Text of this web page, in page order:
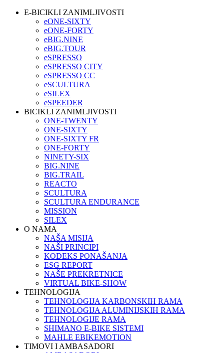
E-BICIKLI ZANIMLJIVOSTI
eONE-SIXTY
eONE-FORTY
eBIG.NINE
eBIG.TOUR
eSPRESSO
eSPRESSO CITY
eSPRESSO CC
eSCULTURA
eSILEX
eSPEEDER
BICIKLI ZANIMLJIVOSTI
ONE-TWENTY
ONE-SIXTY
ONE-SIXTY FR
ONE-FORTY
NINETY-SIX
BIG.NINE
BIG.TRAIL
REACTO
SCULTURA
SCULTURA ENDURANCE
MISSION
SILEX
O NAMA
NAŠA MISIJA
NAŠI PRINCIPI
KODEKS PONAŠANJA
ESG REPORT
NAŠE PREKRETNICE
VIRTUAL BIKE-SHOW
TEHNOLOGIJA
TEHNOLOGIJA KARBONSKIH RAMA
TEHNOLOGIJA ALUMINIJSKIH RAMA
TEHNOLOGIJE RAMA
SHIMANO E-BIKE SISTEMI
MAHLE EBIKEMOTION
TIMOVI I AMBASADORI